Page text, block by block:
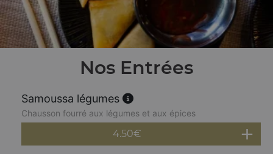
Nos Entrées
Samoussa légumes
Chausson fourré aux légumes et aux épices
4.50€